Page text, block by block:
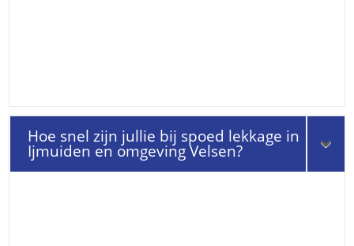
Hoe snel zijn jullie bij spoed lekkage in
Ijmuiden en omgeving Velsen?